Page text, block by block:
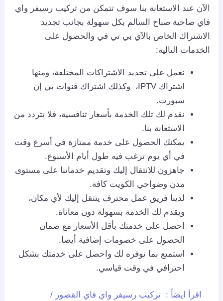
الآن عند الاستعانة بنا سوف تتمكن من تركيب رسيفر واي
فاي ضاحية صباح السالم بكل سهولة بجانب تجديد
الاشتراك الخاص بالآي بي تي في والحصول على
الخدمات التالية:
نعمل على تجديد الاشتراكات المختلفة، ومنها
اشتراك IPTV، وكذلك اشتراك قنوات بي إن
سبورت.
نقدم لك تلك الخدمة بأسعار تنافسية، فلا تتردد من
الاستعانة بنا.
يمكنك الحصول على خدمة ممتازة في أسرع وقت
في أي يوم ترغب فيه طول أيام الأسبوع.
جاهزون للانتقال إليك وتقديم خدماتنا على مستوى
مدن وضواحي الكويت كافة.
لدينا فريق عمل محترف ينتقل إليك لأي مكان،
ويقدم لك الخدمة بسهولة دون معاناة.
احصل على خدمتك بأقل الأسعار مع ضمان
الحصول على خصومات إضافية أيضا.
استمتع بما نوفره لك واحصل على خدمتك بشكل
احترافي في وقت قياسي.
اقرأ ايضاً : تركيب رسيفر واي فاي القصور /